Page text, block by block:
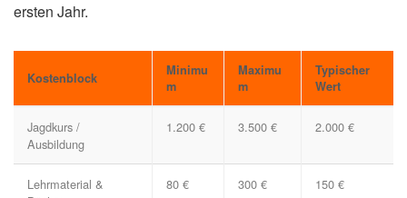
ersten Jahr.
Kostenblock
Minimu
m
Maximu
m
Typischer
Wert
Jagdkurs /
Ausbildung
1.200 € 3.500 € 2.000 €
Lehrmaterial &
80 € 300 € 150 €